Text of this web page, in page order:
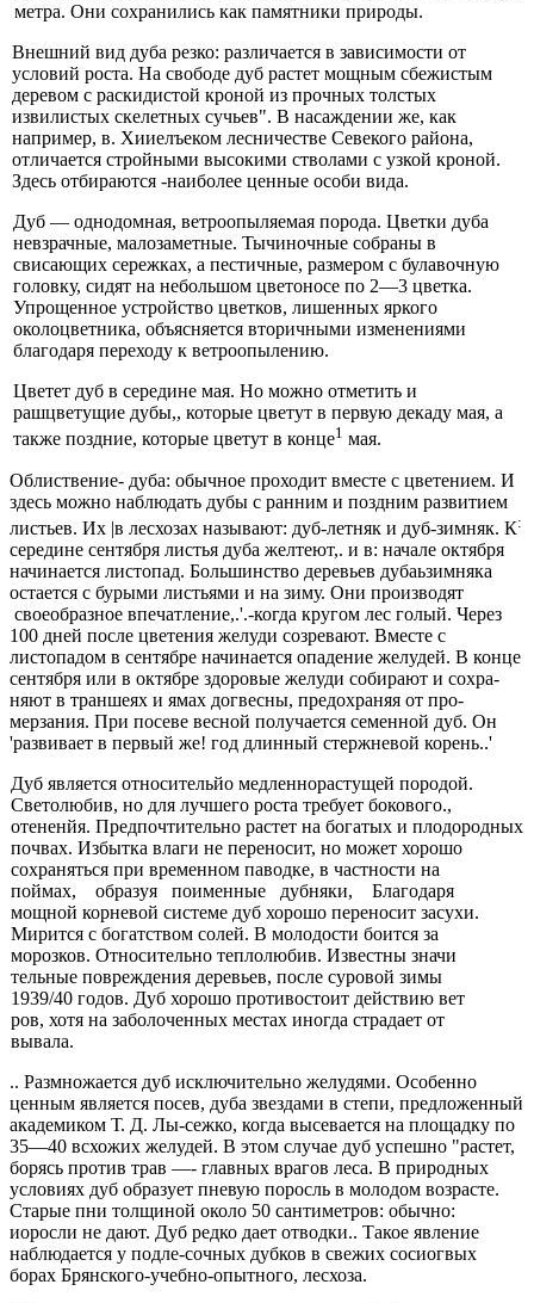
метра. Они сохранились как памят­ники природы.
Внешний вид дуба резко: различается в зависимости от
условий роста. На свободе дуб растет мощным сбежи­стым
деревом с раскидистой кроной из прочных толстых
извилистых скелетных сучьев". В насаждении же, как
например, в. Хииелъеком лесничестве Севекого рай­она,
отличается стройными высокими стволами с узкой кроной.
Здесь отбираются -наиболее ценные особи вида.
Дуб — однодомная, ветроопыляемая порода. Цветки дуба
невзрачные, малозаметные. Тычиночные собраны в
свисающих сережках, а пестичные, размером с булавоч­ную
головку, сидят на небольшом цветоносе по 2—3 цветка.
Упрощенное устройство цветков, лишенных яр­кого
околоцветника, объясняется вторичными изменения­ми
благодаря переходу к ветроопылению.
Цветет дуб в середине мая. Но можно отметить и
рашцветущие дубы,, которые цветут в первую декаду мая, а
также поздние, которые цветут в конце1 мая.
Облиствение- дуба: обычное проходит вместе с цветени­ем. И
здесь можно наблюдать дубы с ранним и позд­ним развитием
листьев. Их |в лесхозах называют: дуб-летняк и дуб-зимняк. К:
середине сентября листья ду­ба желтеют,. и в: начале октября
начинается листопад. Большинство деревьев дубаьзимняка
остается с буры­ми листьями и на зиму. Они производят
своеобразное впечатление,.'.-когда кругом лес голый. Через
100 дней после цветения желуди созревают. Вместе с
листопадом в сентябре начинается опадение желудей. В конце
сен­тября или в октябре здоровые желуди собирают и сохра­
няют в траншеях и ямах догвесны, предохраняя от про­
мерзания. При посеве весной получается семенной дуб. Он
'развивает в первый же! год длинный стержневой корень..'
Дуб является относительйо медленнорастущей поро­дой.
Светолюбив, но для лучшего роста требует бокового.,
отененйя. Предпочтительно растет на богатых и плодо­родных
почвах. Избытка влаги не переносит, но может хорошо
сохраняться при временном паводке, в частности на
поймах, образуя поименные дубняки, Благодаря
мощной корневой системе дуб хорошо переносит засухи.
Мирится с богатством солей. В молодости боится за­
морозков. Относительно теплолюбив. Известны значи­
тельные повреждения деревьев, после суровой зимы
1939/40 годов. Дуб хорошо противостоит действию вет­
ров, хотя на заболоченных местах иногда страдает от
вывала.
.. Размножается дуб исключительно желудями. Особен­но
ценным является посев, дуба звездами в степи, пред­ложенный
академиком Т. Д. Лы-сежко, когда высевается на площадку по
35—40 всхожих желудей. В этом слу­чае дуб успешно "растет,
борясь против трав —- главных врагов леса. В природных
условиях дуб образует пне­вую поросль в молодом возрасте.
Старые пни толщиной около 50 сантиметров: обычно:
иоросли не дают. Дуб ред­ко дает отводки.. Такое явление
наблюдается у подле-сочных дубков в свежих сосиогвых
борах Брянского-учебно-опытного, лесхоза.